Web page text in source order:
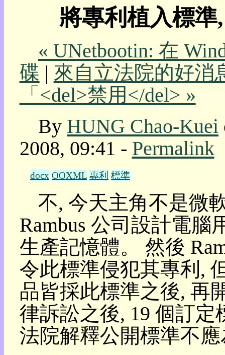
將專利植入標準
« UNetbootin: 在
碟 | 來自立法院的好消
「<del>禁用</del> »
By HUNG Chao-Kuei
2008, 09:41 - Permalink
docx OOXML 專利 標準
不, 今天主角不是微
Rambus 公司設計電
生產記憶體。 然後
令此標準侵犯其專利,
品皆採此標準之後, 再
律訴訟之後, 19 個訂
法院解釋公開標準不